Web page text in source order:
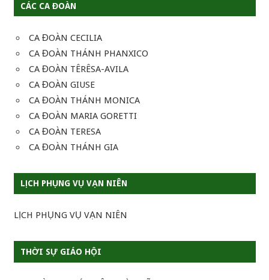
CÁC CA ĐOÀN
CA ĐOÀN CECILIA
CA ĐOÀN THÁNH PHANXICO
CA ĐOÀN TÊRÊSA-AVILA
CA ĐOÀN GIUSE
CA ĐOÀN THÁNH MONICA
CA ĐOÀN MARIA GORETTI
CA ĐOÀN TERESA
CA ĐOÀN THÁNH GIA
LỊCH PHỤNG VỤ VẠN NIÊN
LỊCH PHỤNG VỤ VẠN NIÊN
THỜI SỰ GIÁO HỘI